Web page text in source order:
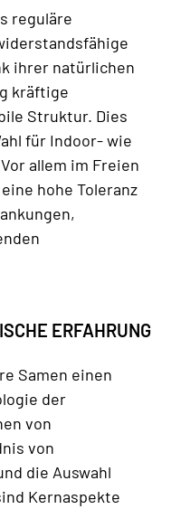
reguläre
ihrer natürlichen
kräftige
Struktur. Dies
für Indoor- wie
allem im Freien
hohe Toleranz
ERFAHRUNG
Samen einen
der
von
von
die Auswahl
Kernaspekte